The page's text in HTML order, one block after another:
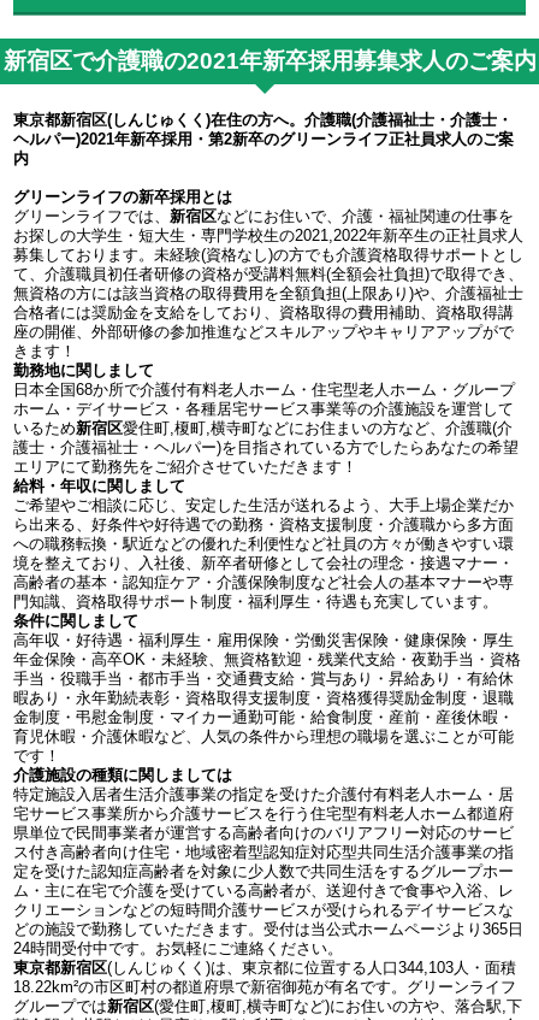
新宿区で介護職の2021年新卒採用募集求人のご案内
東京都新宿区(しんじゅくく)在住の方へ。介護職(介護福祉士・介護士・
ヘルパー)2021年新卒採用・第2新卒のグリーンライフ正社員求人のご案
内
グリーンライフの新卒採用とは
グリーンライフでは、新宿区などにお住いで、介護・福祉関連の仕事を
お探しの大学生・短大生・専門学校生の2021,2022年新卒生の正社員求人
募集しております。未経験(資格なし)の方でも介護資格取得サポートとし
て、介護職員初任者研修の資格が受講料無料(全額会社負担)で取得でき、
無資格の方には該当資格の取得費用を全額負担(上限あり)や、介護福祉士
合格者には奨励金を支給をしており、資格取得の費用補助、資格取得講
座の開催、外部研修の参加推進などスキルアップやキャリアアップがで
きます！
勤務地に関しまして
日本全国68か所で介護付有料老人ホーム・住宅型老人ホーム・グループ
ホーム・デイサービス・各種居宅サービス事業等の介護施設を運営して
いるため新宿区愛住町,榎町,横寺町などにお住まいの方など、介護職(介
護士・介護福祉士・ヘルパー)を目指されている方でしたらあなたの希望
エリアにて勤務先をご紹介させていただきます！
給料・年収に関しまして
ご希望やご相談に応じ、安定した生活が送れるよう、大手上場企業だか
ら出来る、好条件や好待遇での勤務・資格支援制度・介護職から多方面
への職務転換・駅近などの優れた利便性など社員の方々が働きやすい環
境を整えており、入社後、新卒者研修として会社の理念・接遇マナー・
高齢者の基本・認知症ケア・介護保険制度など社会人の基本マナーや専
門知識、資格取得サポート制度・福利厚生・待遇も充実しています。
条件に関しまして
高年収・好待遇・福利厚生・雇用保険・労働災害保険・健康保険・厚生
年金保険・高卒OK・未経験、無資格歓迎・残業代支給・夜勤手当・資格
手当・役職手当・都市手当・交通費支給・賞与あり・昇給あり・有給休
暇あり・永年勤続表彰・資格取得支援制度・資格獲得奨励金制度・退職
金制度・弔慰金制度・マイカー通勤可能・給食制度・産前・産後休暇・
育児休暇・介護休暇など、人気の条件から理想の職場を選ぶことが可能
です！
介護施設の種類に関しましては
特定施設入居者生活介護事業の指定を受けた介護付有料老人ホーム・居
宅サービス事業所から介護サービスを行う住宅型有料老人ホーム都道府
県単位で民間事業者が運営する高齢者向けのバリアフリー対応のサービ
ス付き高齢者向け住宅・地域密着型認知症対応型共同生活介護事業の指
定を受けた認知症高齢者を対象に少人数で共同生活をするグループホー
ム・主に在宅で介護を受けている高齢者が、送迎付きで食事や入浴、レ
クリエーションなどの短時間介護サービスが受けられるデイサービスな
どの施設で勤務していただきます。受付は当公式ホームページより365日
24時間受付中です。お気軽にご連絡ください。
東京都新宿区(しんじゅくく)は、東京都に位置する人口344,103人・面積
18.22km²の市区町村の都道府県で新宿御苑が有名です。グリーンライフ
グループでは新宿区(愛住町,榎町,横寺町など)にお住いの方や、落合駅,下